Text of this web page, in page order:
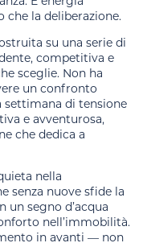
che la deliberazione.
su una serie di
competitiva e
sceglie. Non ha
un confronto
di tensione
e avventurosa,
che dedica a
nella
senza nuove sfide la
segno d’acqua
nell’immobilità.
in avanti — non